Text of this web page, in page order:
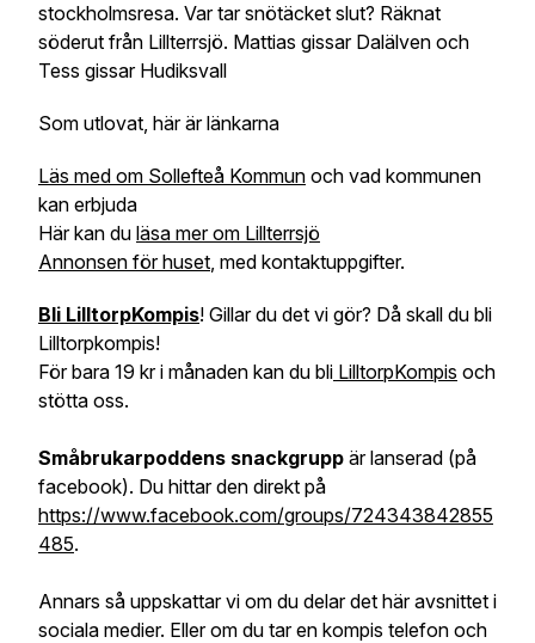
stockholmsresa. Var tar snötäcket slut? Räknat
söderut från Lillterrsjö. Mattias gissar Dalälven och
Tess gissar Hudiksvall
Som utlovat, här är länkarna
Läs med om Sollefteå Kommun och vad kommunen
kan erbjuda
Här kan du läsa mer om Lillterrsjö
Annonsen för huset, med kontaktuppgifter.
Bli LilltorpKompis! Gillar du det vi gör? Då skall du bli
Lilltorpkompis!
För bara 19 kr i månaden kan du bli LilltorpKompis och
stötta oss.
Småbrukarpoddens snackgrupp är lanserad (på
facebook). Du hittar den direkt på
https://www.facebook.com/groups/724343842855
485.
Annars så uppskattar vi om du delar det här avsnittet i
sociala medier. Eller om du tar en kompis telefon och